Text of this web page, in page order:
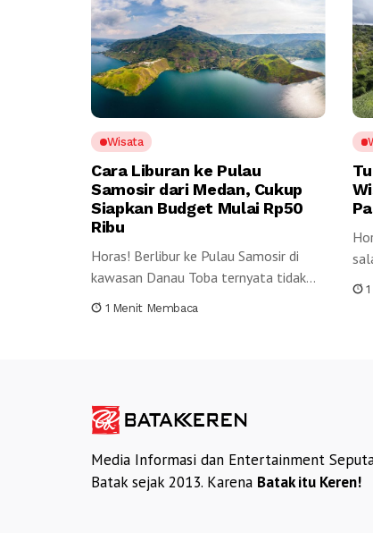
Wisata
Cara Liburan ke Pulau
Samosir dari Medan, Cukup
Siapkan Budget Mulai Rp50
Ribu
Horas! Berlibur ke Pulau Samosir di
kawasan Danau Toba ternyata tidak
selalu...
1 Menit Membaca
Media Informasi dan Entertainment
Batak sejak 2013. Karena Batak itu Keren!